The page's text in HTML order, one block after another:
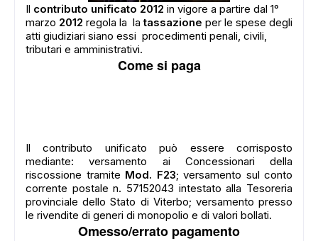
Il contributo unificato 2012 in vigore a partire dal 1°
marzo 2012 regola la latassazione per le spese degli
atti giudiziari siano essi procedimenti penali, civili,
tributari e amministrativi.
Come si paga
Il contributo unificato può essere corrisposto
mediante: versamento ai Concessionari della
riscossione tramite Mod. F23; versamento sul conto
corrente postale n. 57152043 intestato alla Tesoreria
provinciale dello Stato di Viterbo; versamento presso
le rivendite di generi di monopolio e di valori bollati.
Omesso/errato pagamento